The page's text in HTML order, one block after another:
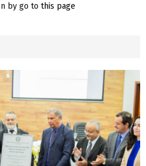
by go to this page